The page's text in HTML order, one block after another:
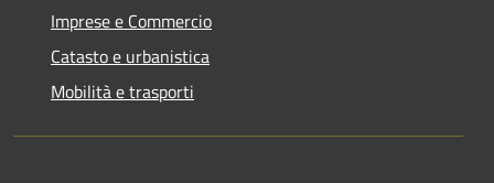
Imprese e Commercio
Catasto e urbanistica
Mobilità e trasporti